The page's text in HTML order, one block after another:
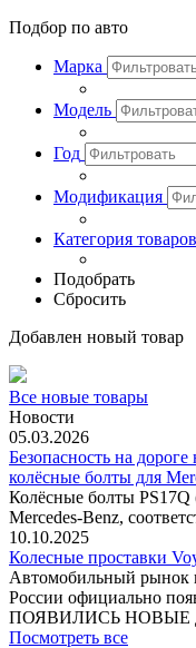
Подбор по авто
Марка
Модель
Год
Модификация
Категория товаров
Подобрать
Сбросить
Добавлен новый товар
Все новые товары
Новости
05.03.2026
Безопасность на
колёсные болты для
Колёсные болты
Mercedes‑Benz,
10.10.2025
Колесные проставки
Автомобильный рынок
России официально
ПОЯВИЛИСЬ НОВЫЕ
Посмотреть все